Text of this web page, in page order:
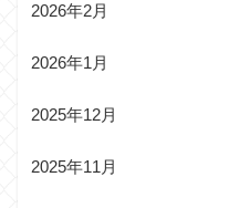
2026年2月
2026年1月
2025年12月
2025年11月